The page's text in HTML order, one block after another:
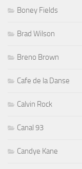
Boney Fields
Brad Wilson
Breno Brown
Cafe de la Danse
Calvin Rock
Canal 93
Candye Kane